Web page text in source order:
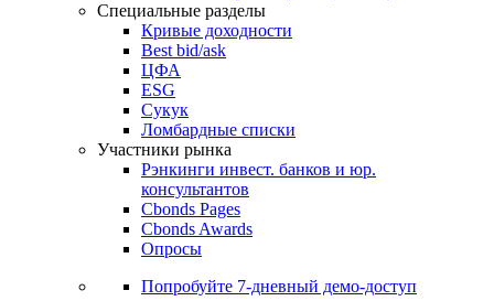
Специальные разделы
Кривые доходности
Best bid/ask
ЦФА
ESG
Сукук
Ломбардные списки
Участники рынка
Рэнкинги инвест. банков и юр.
консультантов
Cbonds Pages
Cbonds Awards
Опросы
Попробуйте 7-дневный демо-доступ